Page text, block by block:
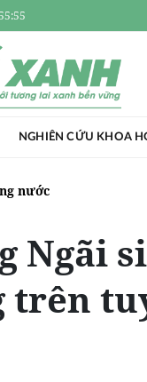
NGHIÊN CỨU KHOA
nước
Ngãi
trên